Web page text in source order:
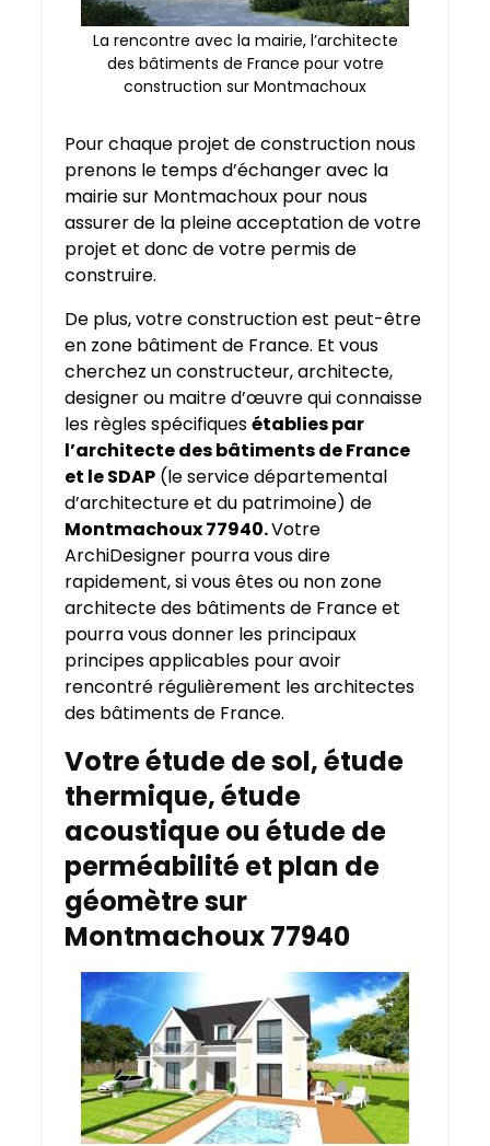
La rencontre avec la mairie, l’architecte
des bâtiments de France pour votre
construction sur Montmachoux
Pour chaque projet de construction nous
prenons le temps d’échanger avec la
mairie sur Montmachoux pour nous
assurer de la pleine acceptation de votre
projet et donc de votre permis de
construire.
De plus, votre construction est peut-être
en zone bâtiment de France. Et vous
cherchez un constructeur, architecte,
designer ou maitre d’œuvre qui connaisse
les règles spécifiquesétablies par
l’architecte des bâtiments de France
et le SDAP (le service départemental
d’architecture et du patrimoine) de
Montmachoux 77940.Votre
ArchiDesigner pourra vous dire
rapidement, si vous êtes ou non zone
architecte des bâtiments de France et
pourra vous donner les principaux
principes applicables pour avoir
rencontré régulièrement les architectes
des bâtiments de France.
Votre étude de sol, étude
thermique, étude
acoustique ou étude de
perméabilité et plan de
géomètre sur
Montmachoux 77940